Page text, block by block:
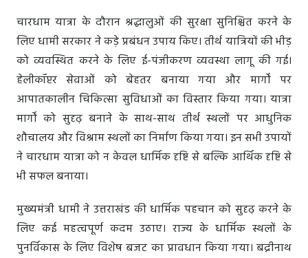
चारधाम यात्रा के दौरान श्रद्धालुओं की सुरक्षा सुनिश्चित करने के
लिए धामी सरकार ने कड़े प्रबंधन उपाय किए। तीर्थ यात्रियों की भीड़
को व्यवस्थित करने के लिए ई-पंजीकरण व्यवस्था लागू की गई।
हेलीकॉप्टर सेवाओं को बेहतर बनाया गया और मार्गों पर
आपातकालीन चिकित्सा सुविधाओं का विस्तार किया गया। यात्रा
मार्गों को सुदृढ़ बनाने के साथ-साथ तीर्थ स्थलों पर आधुनिक
शौचालय और विश्राम स्थलों का निर्माण किया गया। इन सभी उपायों
ने चारधाम यात्रा को न केवल धार्मिक दृष्टि से बल्कि आर्थिक दृष्टि से
भी सफल बनाया।
मुख्यमंत्री धामी ने उत्तराखंड की धार्मिक पहचान को सुदृढ़ करने के
लिए कई महत्वपूर्ण कदम उठाए। राज्य के धार्मिक स्थलों के
पुनर्विकास के लिए विशेष बजट का प्रावधान किया गया। बद्रीनाथ